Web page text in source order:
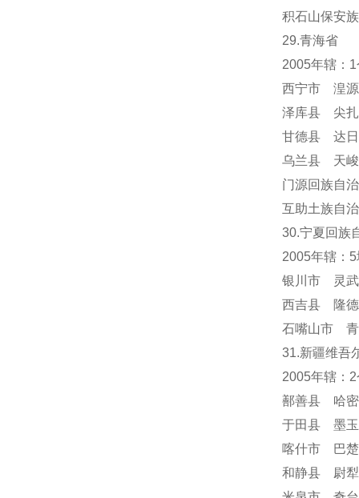
积石山保安
29.青海省
2005年辖：
西宁市 湟
泽库县 尖
甘德县 达
乌兰县 天
门源回族自
互助土族自
30.宁夏回族
2005年辖：
银川市 灵
西吉县 隆
石嘴山市 青
31.新疆维吾
2005年辖：
鄯善县 哈
于田县 墨
喀什市 巴
和静县 尉